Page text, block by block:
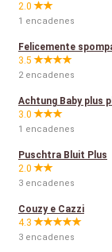
2.0
1 encadenes
Felicemente
3.5
2 encadenes
Achtung Baby plus
3.0
1 encadenes
Puschtra Bluit Plus
2.0
3 encadenes
Couzy e Cazzi
4.3
3 encadenes